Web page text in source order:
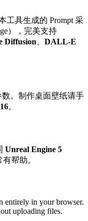
工具生成的 Prompt 采
），完美支持
Diffusion
DALL-E
。制作桌面壁纸请手
。
Unreal Engine 5
帮助。
entirely in your browser.
uploading files.